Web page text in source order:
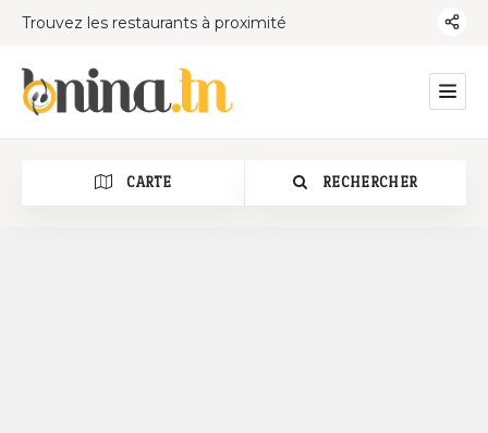
Trouvez les restaurants à proximité
CARTE RECHERCHER